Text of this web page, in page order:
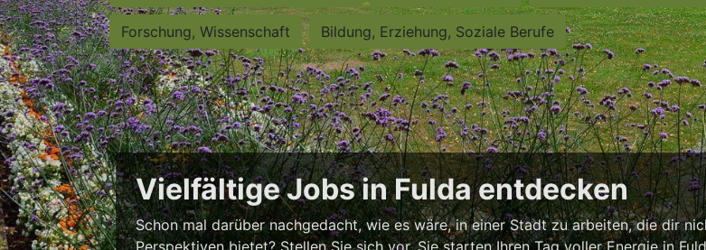
Forschung, Wissenschaft Bildung, Erziehung, Soziale Berufe
Vielfältige Jobs in Fulda entdecken
Schon mal darüber nachgedacht, wie es wäre, in einer Stadt zu arbeiten, die dir